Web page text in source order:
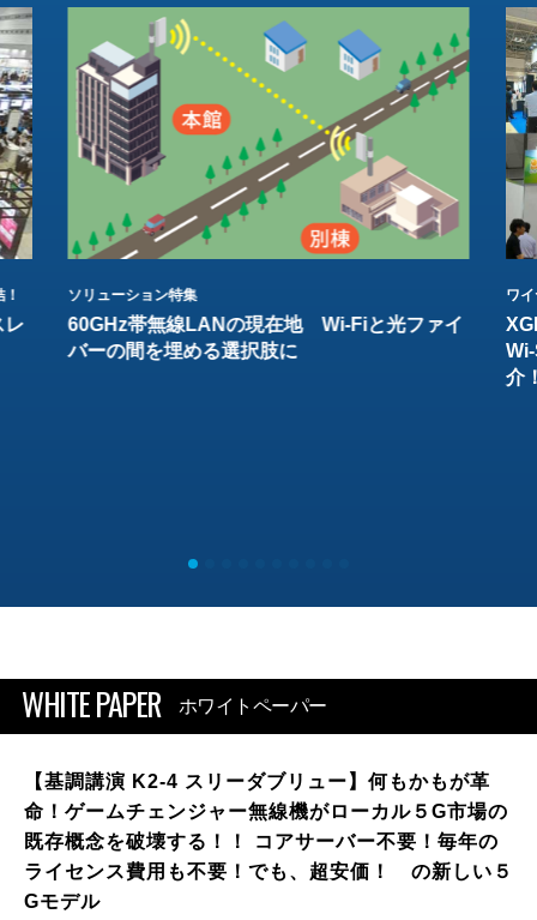
レ
ソリューション特集
60GHz帯無線LANの現在地 Wi-Fiと光ファイ
バーの間を埋める選択肢に
ワ
介
WHITE PAPER ホワイトペーパー
【基調講演 K2-4 スリーダブリュー】何もかもが革
命！ゲームチェンジャー無線機がローカル５G市場の
既存概念を破壊する！！ コアサーバー不要！毎年の
ライセンス費用も不要！でも、超安価！ の新しい５
Gモデル